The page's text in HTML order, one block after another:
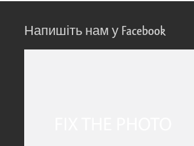
Напишіть нам у Facebook